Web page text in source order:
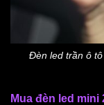
Đèn led trần ô
Mua đèn led